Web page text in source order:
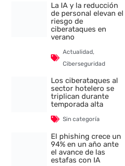
La IA y la reducción
de personal elevan el
riesgo de
ciberataques en
verano
Actualidad,
Ciberseguridad
Los ciberataques al
sector hotelero se
triplican durante
temporada alta
Sin categoría
El phishing crece un
94% en un año ante
el avance de las
estafas con IA